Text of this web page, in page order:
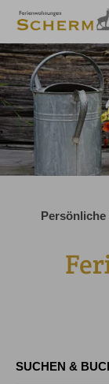
WILLKOMMEN
Ferienwohnungen
Sommer
Winter
Kontakt
+49 8322
Persönliche
SUCHEN &